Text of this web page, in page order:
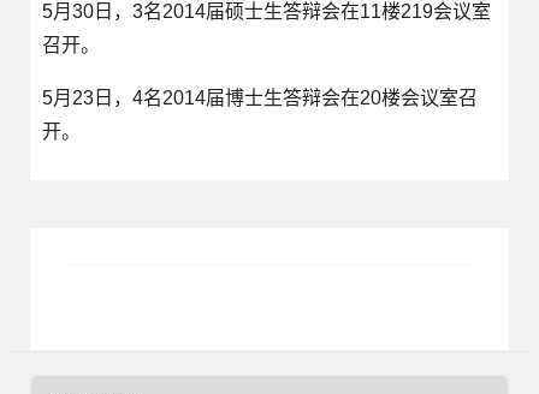
5月30日，3名2014届硕士生答辩会在11楼219会议室
召开。
5月23日，4名2014届博士生答辩会在20楼会议室召
开。